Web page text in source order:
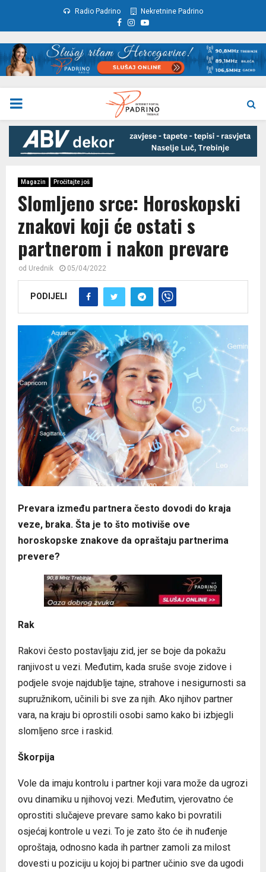
Radio Padrino Nekretnine Padrino
Facebook
Instagram
Youtube
PRIMARY
MENU
Magazin Pročitajte još
Slomljeno srce: Horoskopski
znakovi koji će ostati s
partnerom i nakon prevare
od Urednik 05/04/2022
PODIJELI
Prevara između partnera često dovodi do kraja
veze, braka. Šta je to što motiviše ove
horoskopske znakove da opraštaju partnerima
prevere?
Rak
Rakovi često postavljaju zid, jer se boje da pokažu
ranjivost u vezi. Međutim, kada sruše svoje zidove i
podjele svoje najdublje tajne, strahove i nesigurnosti sa
supružnikom, učinili bi sve za njih. Ako njihov partner
vara, na kraju bi oprostili osobi samo kako bi izbjegli
slomljeno srce i raskid.
Škorpija
Vole da imaju kontrolu i partner koji vara može da ugrozi
ovu dinamiku u njihovoj vezi. Međutim, vjerovatno će
oprostiti slučajeve prevare samo kako bi povratili
osjećaj kontrole u vezi. To je zato što će ih nuđenje
oproštaja, odnosno kada ih partner zamoli za milost
dovesti u poziciju u kojoj bi partner učinio sve da ugodi